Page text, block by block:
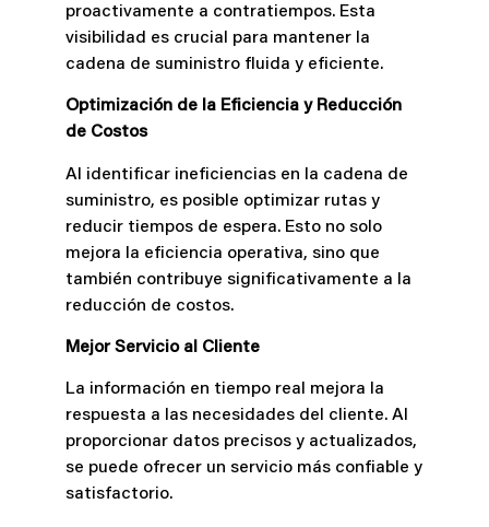
proactivamente a contratiempos. Esta
visibilidad es crucial para mantener la
cadena de suministro fluida y eficiente.
Optimización de la Eficiencia y Reducción
de Costos
Al identificar ineficiencias en la cadena de
suministro, es posible optimizar rutas y
reducir tiempos de espera. Esto no solo
mejora la eficiencia operativa, sino que
también contribuye significativamente a la
reducción de costos.
Mejor Servicio al Cliente
La información en tiempo real mejora la
respuesta a las necesidades del cliente. Al
proporcionar datos precisos y actualizados,
se puede ofrecer un servicio más confiable y
satisfactorio.